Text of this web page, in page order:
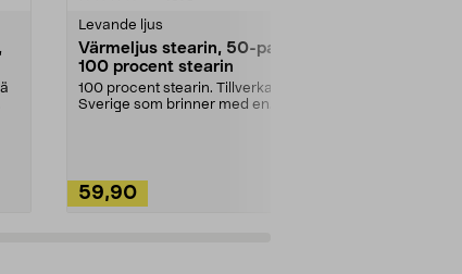
Levande ljus
Värmeljus stearin, 50-pack,
100 procent stearin
100 procent stearin. Tillverkade i
Sverige som brinner med en
59,90